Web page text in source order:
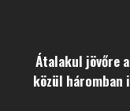
Átalakul jövőre
közül